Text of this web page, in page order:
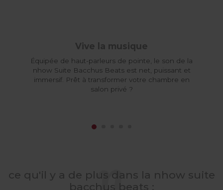
Vive la musique
Équipée de haut-parleurs de pointe, le son de la
nhow Suite Bacchus Beats est net, puissant et
immersif. Prêt à transformer votre chambre en
salon privé ?
ce qu'il y a de plus dans la nhow suite
bacchus beats :